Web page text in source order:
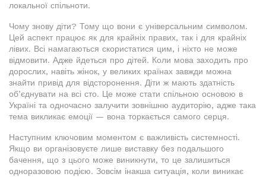
локальної спільноти.
Чому знову діти? Тому що вони є універсальним символом.
Цей аспект працює як для крайніх правих, так і для крайніх
лівих. Всі намагаються скористатися цим, і ніхто не може
відмовити. Адже йдеться про дітей. Коли мова заходить про
дорослих, навіть жінок, у великих країнах завжди можна
знайти привід для відсторонення. Діти ж мають здатність
об’єднувати на всі сто. Це може стати спільною основою в
Україні та одночасно залучити зовнішню аудиторію, адже така
тема викликає емоції — вона торкається самого серця.
Наступним ключовим моментом є важливість системності.
Якщо ви організовуєте лише виставку без подальшого
бачення, що з цього може виникнути, то це залишиться
одноразовою подією. Зовсім інакша ситуація, коли виникає